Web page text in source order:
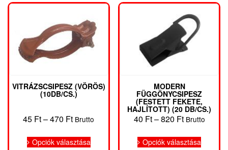
VITRÁZSCSIPESZ (VÖRÖS)
(10DB/CS.)
45 Ft–470 FtÁrtartomány:
-
Brutto
Opciók választásaa
MODERN
FÜGGÖNYCSIPESZ
(FESTETT FEKETE,
HAJLÍTOTT) (20 DB/CS.)
40 Ft–820 Ft
-
Brutto
Opciók választásaa